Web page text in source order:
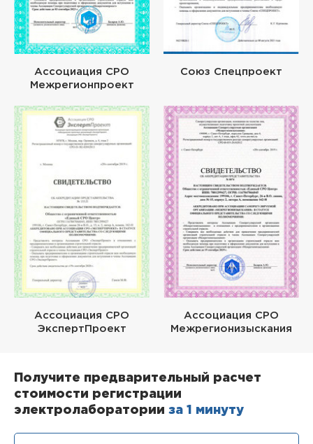
Ассоциация СРО
Межрегионпроект
Союз Спецпроект
Ассоциация СРО
ЭкспертПроект
Ассоциация СРО
Межрегионизыскания
Получите предварительный расчет
стоимости регистрации
электролаборатории за 1 минуту